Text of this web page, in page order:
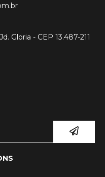
Gloria - CEP 13.487-211